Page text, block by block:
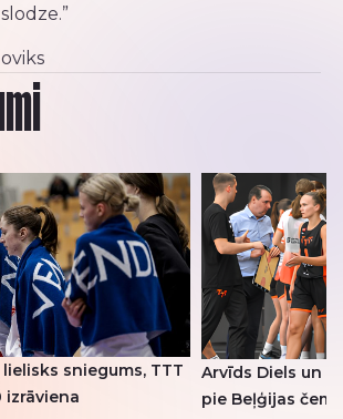
sniegums, TTT
izrāviena
Arvīds Diels un
pie Beļģijas